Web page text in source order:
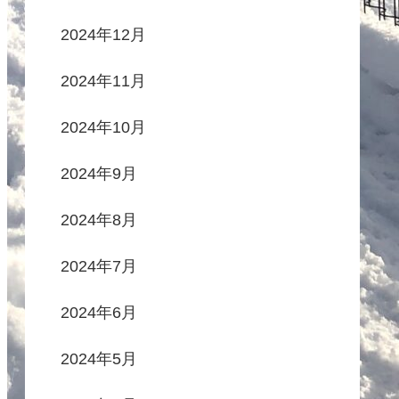
2024年12月
2024年11月
2024年10月
2024年9月
2024年8月
2024年7月
2024年6月
2024年5月